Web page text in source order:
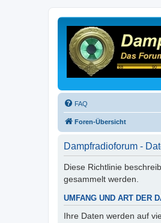
FAQ
Foren-Übersicht
Dampfradioforum -
Diese Richtlinie
gesammelt werden.
UMFANG UND ART DER
Ihre Daten werden auf